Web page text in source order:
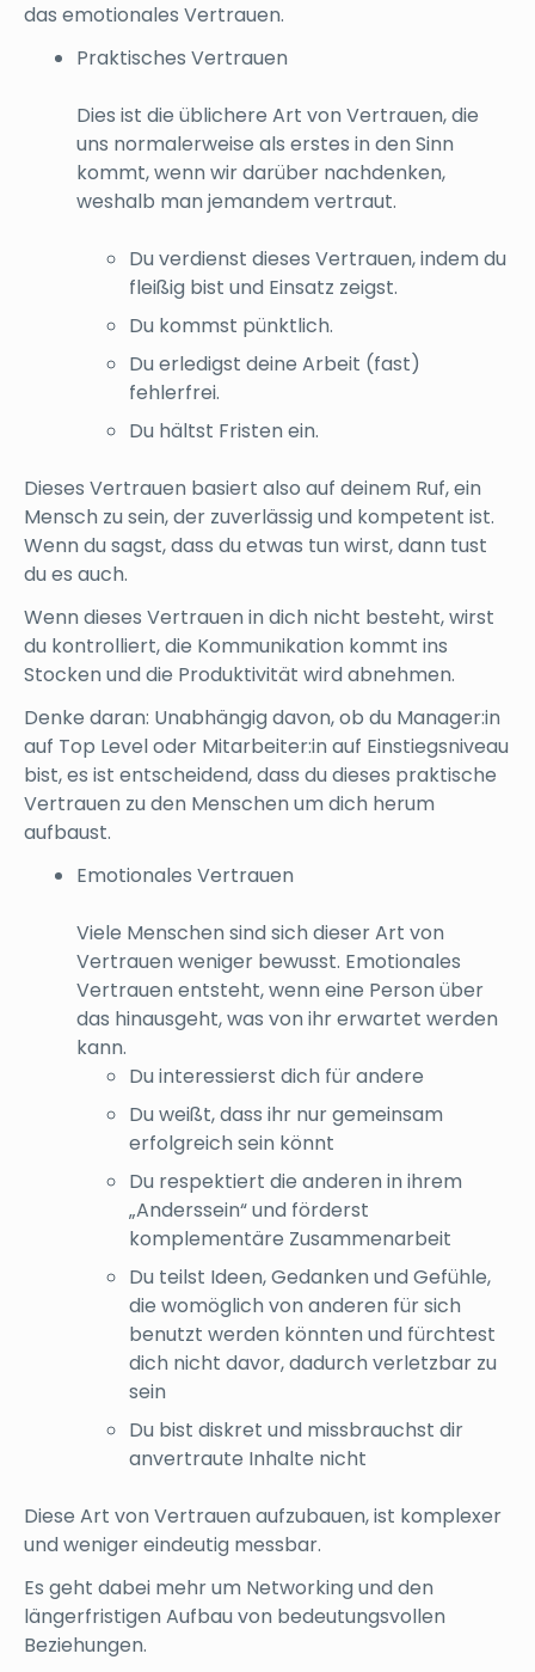
das emotionales Vertrauen.
Praktisches Vertrauen
Dies ist die üblichere Art von Vertrauen, die
uns normalerweise als erstes in den Sinn
kommt, wenn wir darüber nachdenken,
weshalb man jemandem vertraut.
Du verdienst dieses Vertrauen, indem du
fleißig bist und Einsatz zeigst.
Du kommst pünktlich.
Du erledigst deine Arbeit (fast)
fehlerfrei.
Du hältst Fristen ein.
Dieses Vertrauen basiert also auf deinem Ruf, ein
Mensch zu sein, der zuverlässig und kompetent ist.
Wenn du sagst, dass du etwas tun wirst, dann tust
du es auch.
Wenn dieses Vertrauen in dich nicht besteht, wirst
du kontrolliert, die Kommunikation kommt ins
Stocken und die Produktivität wird abnehmen.
Denke daran: Unabhängig davon, ob du Manager:in
auf Top Level oder Mitarbeiter:in auf Einstiegsniveau
bist, es ist entscheidend, dass du dieses praktische
Vertrauen zu den Menschen um dich herum
aufbaust.
Emotionales Vertrauen
Viele Menschen sind sich dieser Art von
Vertrauen weniger bewusst. Emotionales
Vertrauen entsteht, wenn eine Person über
das hinausgeht, was von ihr erwartet werden
kann.
Du interessierst dich für andere
Du weißt, dass ihr nur gemeinsam
erfolgreich sein könnt
Du respektiert die anderen in ihrem
„Anderssein“ und förderst
komplementäre Zusammenarbeit
Du teilst Ideen, Gedanken und Gefühle,
die womöglich von anderen für sich
benutzt werden könnten und fürchtest
dich nicht davor, dadurch verletzbar zu
sein
Du bist diskret und missbrauchst dir
anvertraute Inhalte nicht
Diese Art von Vertrauen aufzubauen, ist komplexer
und weniger eindeutig messbar.
Es geht dabei mehr um Networking und den
längerfristigen Aufbau von bedeutungsvollen
Beziehungen.